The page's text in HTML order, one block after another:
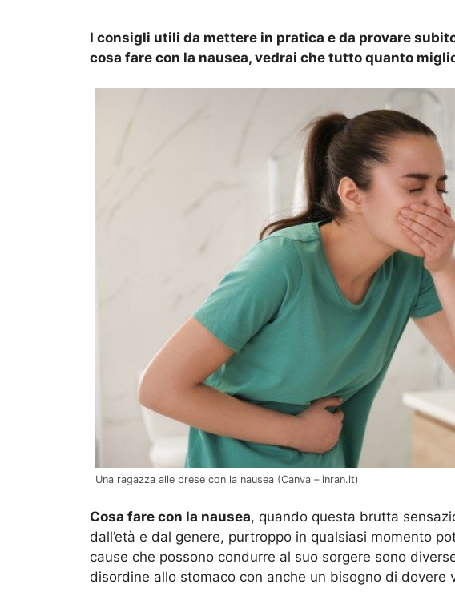
I consigli utili da mettere in pratica e da provare
cosa fare con la nausea, vedrai che tutto quanto
Una ragazza alle prese con la nausea (Canva – inran.it)
Cosa fare con la nausea, quando questa brutta
dall’età e dal genere, purtroppo in qualsiasi momento
cause che possono condurre al suo sorgere sono
disordine allo stomaco con anche un bisogno di dovere